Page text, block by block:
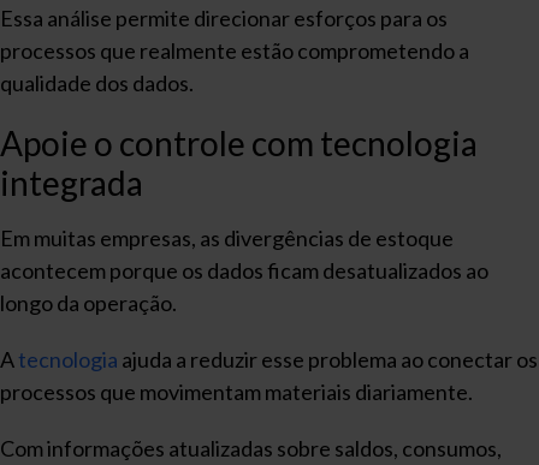
Essa análise permite direcionar esforços para os
processos que realmente estão comprometendo a
qualidade dos dados.
Apoie o controle com tecnologia
integrada
Em muitas empresas, as divergências de estoque
acontecem porque os dados ficam desatualizados ao
longo da operação.
Atecnologia ajuda a reduzir esse problema ao conectar os
processos que movimentam materiais diariamente.
Com informações atualizadas sobre saldos, consumos,